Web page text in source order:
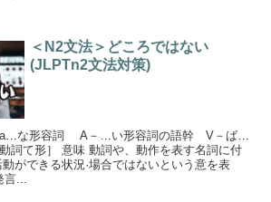
＜N2文法＞どころではない
(JLPTn2文法対策)
な形容詞 A－…い形容詞の語幹 V－ば…
て形］ 意味 動詞や、動作を表す名詞に付
ができる状況·場合ではないという意を表
言...